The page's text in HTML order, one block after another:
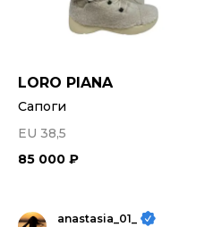
LORO PIANA
Сапоги
EU 38,5
85 000 ₽
anastasia_01_